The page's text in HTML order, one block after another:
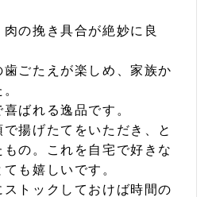
の挽き具合が絶妙に良
ごたえが楽しめ、家族か
ばれる逸品です。
で揚げたてをいただき、と
の。これを自宅で好きな
も嬉しいです。
ストックしておけば時間の